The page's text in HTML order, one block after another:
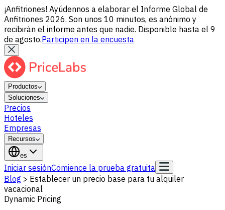
¡Anfitriones! Ayúdennos a elaborar el Informe Global de
Anfitriones 2026. Son unos 10 minutos, es anónimo y
recibirán el informe antes que nadie. Disponible hasta el 9
de agosto.Participen en la encuesta
Productos
Soluciones
Precios
Hoteles
Empresas
Recursos
es
Iniciar sesiónComience la prueba gratuita
Blog > Establecer un precio base para tu alquiler
vacacional
Dynamic Pricing